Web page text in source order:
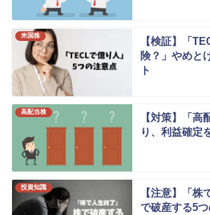
米国株
【検証】「
険？」やめと
ト
高配当株
【対策】「高
り、利益確定
投資知識
【注意】「
で破産する5